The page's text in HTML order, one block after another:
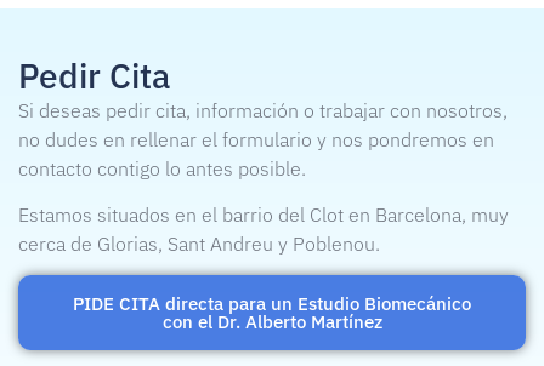
Pedir Cita
Si deseas pedir cita, información o trabajar con nosotros,
no dudes en rellenar el formulario y nos pondremos en
contacto contigo lo antes posible.
Estamos situados en el barrio del Clot en Barcelona, muy
cerca de Glorias, Sant Andreu y Poblenou.
PIDE CITA directa para un Estudio Biomecánico
con el Dr. Alberto Martínez